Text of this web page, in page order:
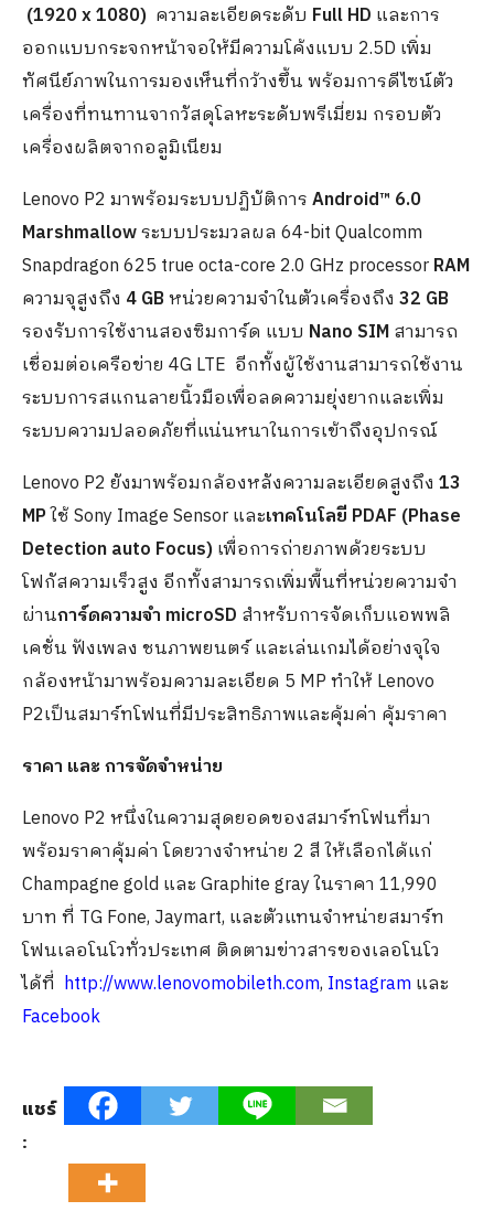
(1920x 1080) ความละเอียดระดับ Full HD และการ
ออกแบบกระจกหน้าจอให้มีความโค้งแบบ 2.5D เพิ่ม
ทัศนีย์ภาพในการมองเห็นที่กว้างขึ้น พร้อมการดีไซน์ตัว
เครื่องที่ทนทานจากวัสดุโลหะระดับพรีเมี่ยม กรอบตัว
เครื่องผลิตจากอลูมิเนียม
Lenovo P2 มาพร้อมระบบปฏิบัติการAndroid™ 6.0
Marshmallowระบบประมวลผล 64-bit Qualcomm
Snapdragon 625 true octa-core 2.0 GHz processorRAM
ความจุสูงถึง 4GBหน่วยความจำในตัวเครื่องถึง 32 GB
รองรับการใช้งานสองซิมการ์ด แบบ Nano SIMสามารถ
เชื่อมต่อเครือข่าย 4G LTE อีกทั้งผู้ใช้งานสามารถใช้งาน
ระบบการสแกนลายนิ้วมือเพื่อลดความยุ่งยากและเพิ่ม
ระบบความปลอดภัยที่แน่นหนาในการเข้าถึงอุปกรณ์
Lenovo P2 ยังมาพร้อมกล้องหลังความละเอียดสูงถึง 13
MPใช้ Sony Image Sensor และเทคโนโลยี PDAF (Phase
Detection auto Focus)เพื่อการถ่ายภาพด้วยระบบ
โฟกัสความเร็วสูง อีกทั้งสามารถเพิ่มพื้นที่หน่วยความจำ
ผ่านการ์ดความจำ microSD สำหรับการจัดเก็บแอพพลิ
เคชั่น ฟังเพลง ชนภาพยนตร์ และเล่นเกมได้อย่างจุใจ
กล้องหน้ามาพร้อมความละเอียด 5 MP ทำให้ Lenovo
P2เป็นสมาร์ทโฟนที่มีประสิทธิภาพและคุ้มค่า คุ้มราคา
ราคา และ การจัดจำหน่าย
Lenovo P2 หนึ่งในความสุดยอดของสมาร์ทโฟนที่มา
พร้อมราคาคุ้มค่า โดยวางจำหน่าย 2 สี ให้เลือกได้แก่
Champagne gold และ Graphite gray ในราคา 11,990
บาท ที่ TG Fone, Jaymart, และตัวแทนจำหน่ายสมาร์ท
โฟนเลอโนโวทั่วประเทศ ติดตามข่าวสารของเลอโนโว
ได้ที่ http://www.lenovomobileth.com, Instagramและ
Facebook
แชร์
: